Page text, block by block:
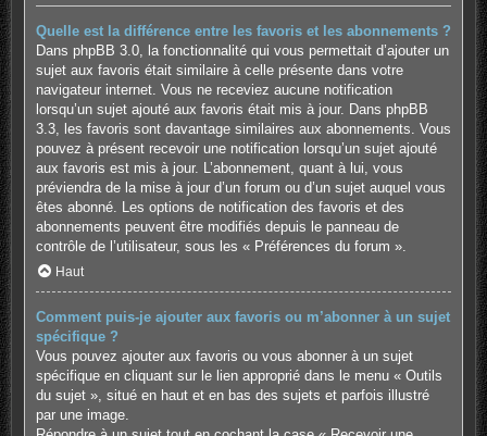
Quelle est la différence entre les favoris et les abonnements ?
Dans phpBB 3.0, la fonctionnalité qui vous permettait d’ajouter un
sujet aux favoris était similaire à celle présente dans votre
navigateur internet. Vous ne receviez aucune notification
lorsqu’un sujet ajouté aux favoris était mis à jour. Dans phpBB
3.3, les favoris sont davantage similaires aux abonnements. Vous
pouvez à présent recevoir une notification lorsqu’un sujet ajouté
aux favoris est mis à jour. L’abonnement, quant à lui, vous
préviendra de la mise à jour d’un forum ou d’un sujet auquel vous
êtes abonné. Les options de notification des favoris et des
abonnements peuvent être modifiés depuis le panneau de
contrôle de l’utilisateur, sous les « Préférences du forum ».
Haut
Comment puis-je ajouter aux favoris ou m’abonner à un sujet
spécifique ?
Vous pouvez ajouter aux favoris ou vous abonner à un sujet
spécifique en cliquant sur le lien approprié dans le menu « Outils
du sujet », situé en haut et en bas des sujets et parfois illustré
par une image.